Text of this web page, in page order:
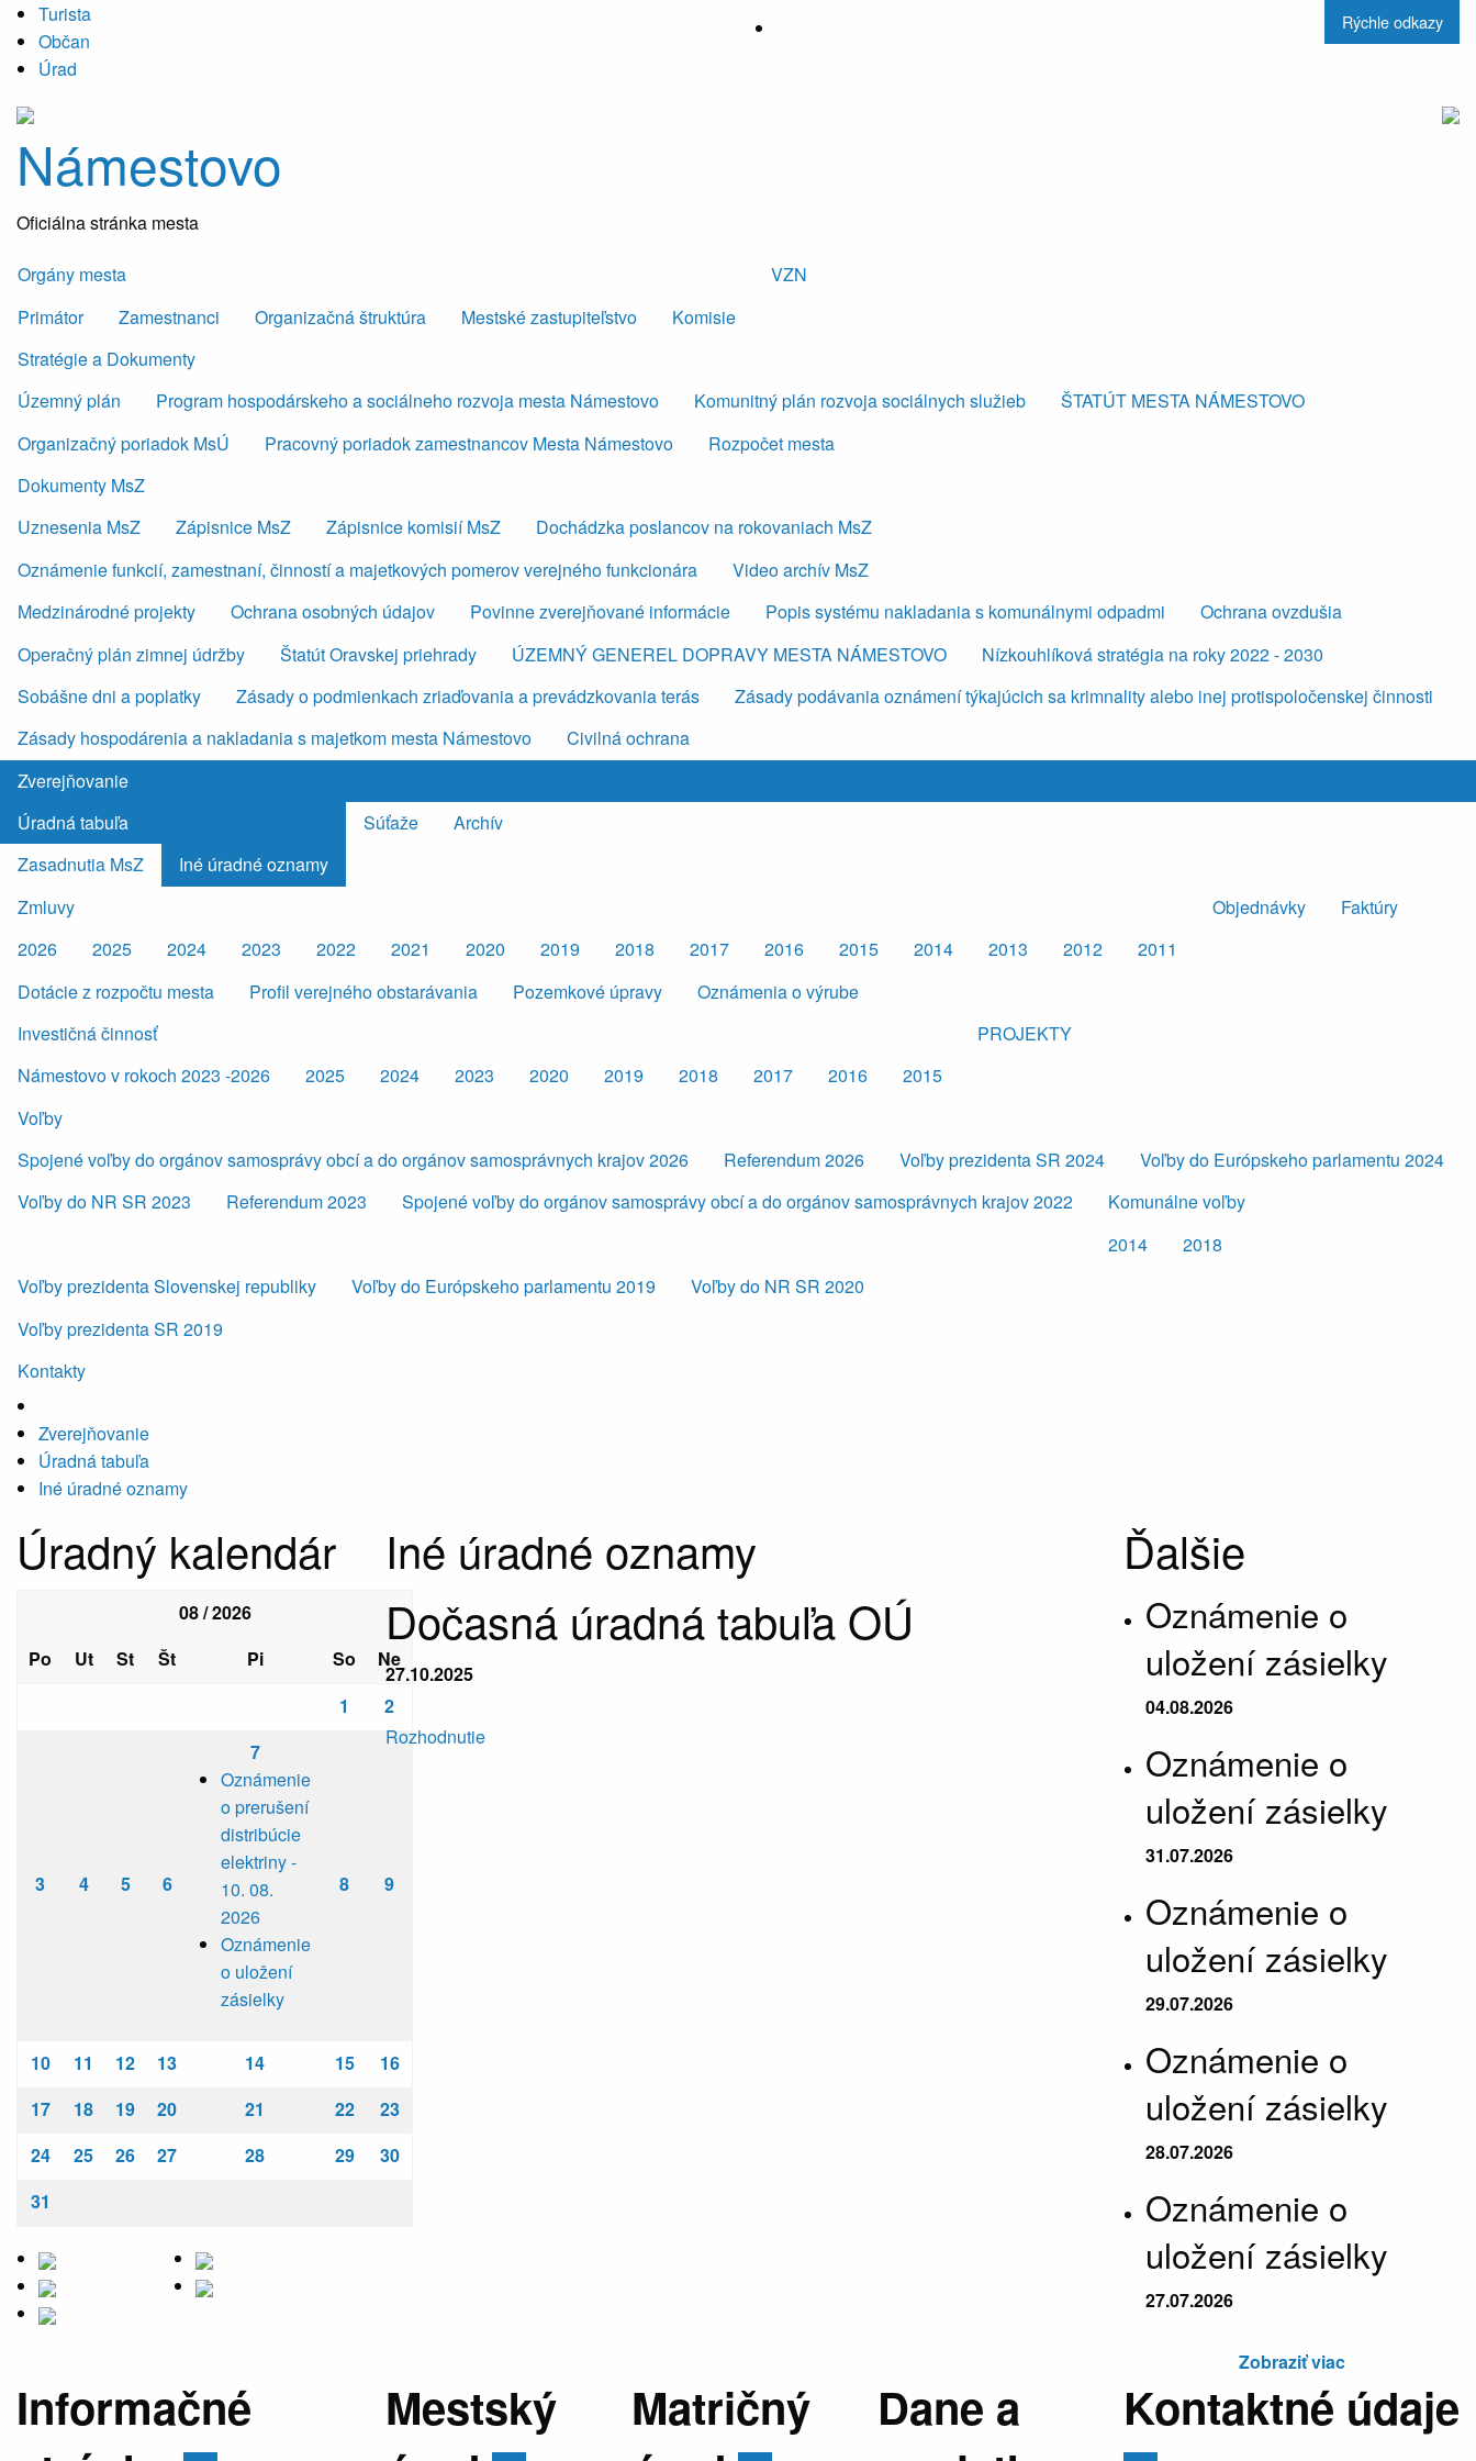
Turista
Občan
Úrad
Rýchle odkazy
Námestovo
Oficiálna stránka mesta
Orgány mesta
Primátor
Zamestnanci Organizačná štruktúra Mestské zastupiteľstvo Komisie
VZN
Stratégie a Dokumenty
Územný plán
Program hospodárskeho a sociálneho rozvoja mesta Námestovo Komunitný plán rozvoja sociálnych služieb
ŠTATÚT MESTA NÁMESTOVO
Organizačný poriadok MsÚ
Pracovný poriadok zamestnancov Mesta Námestovo
Rozpočet mesta
Dokumenty MsZ
Uznesenia MsZ
Zápisnice MsZ Zápisnice komisií MsZ
Dochádzka poslancov na rokovaniach MsZ
Oznámenie funkcií, zamestnaní, činností a majetkových pomerov verejného funkcionára
Video archív MsZ
Medzinárodné projekty
Ochrana osobných údajov Povinne zverejňované informácie Popis systému nakladania s komunálnymi odpadmi
Ochrana ovzdušia
Operačný plán zimnej údržby
Štatút Oravskej priehrady ÚZEMNÝ GENEREL DOPRAVY MESTA NÁMESTOVO
Nízkouhlíková stratégia na roky 2022 - 2030
Sobášne dni a poplatky
Zásady o podmienkach zriaďovania a prevádzkovania terás
Zásady podávania oznámení týkajúcich sa krimnality alebo inej protispoločenskej činnosti
Zásady hospodárenia a nakladania s majetkom mesta Námestovo
Civilná ochrana
Zverejňovanie
Úradná tabuľa
Zasadnutia MsZ
Iné úradné oznamy
Súťaže Archív
Zmluvy
2026
2025 2024 2023 2022 2021 2020 2019 2018 2017 2016 2015 2014 2013 2012 2011
Objednávky Faktúry
Dotácie z rozpočtu mesta Profil verejného obstarávania Pozemkové úpravy
Oznámenia o výrube
Investičná činnosť
Námestovo v rokoch 2023 -2026
2025 2024 2023 2020 2019 2018 2017 2016 2015
PROJEKTY
Voľby
Spojené voľby do orgánov samosprávy obcí a do orgánov samosprávnych krajov 2026
Referendum 2026 Voľby prezidenta SR 2024
Voľby do Európskeho parlamentu 2024
Voľby do NR SR 2023
Referendum 2023 Spojené voľby do orgánov samosprávy obcí a do orgánov samosprávnych krajov 2022
Komunálne voľby
2014
2018
Voľby prezidenta Slovenskej republiky
Voľby prezidenta SR 2019
Voľby do Európskeho parlamentu 2019 Voľby do NR SR 2020
Kontakty
Zverejňovanie
Úradná tabuľa
Iné úradné oznamy
Úradný kalendár
08 / 2026
Po
Ut St Št Pi So
Ne
1
2
3 4 5 6
7
Oznámenie
o prerušení
distribúcie
elektriny -
10. 08.
2026
Oznámenie
o uložení
zásielky
8 9
10 11 12 13 14 15
16
17
18 19 20 21 22
23
24
25 26 27 28 29
30
31
Iné úradné oznamy
Dočasná úradná tabuľa OÚ
27.10.2025
Rozhodnutie
Ďalšie
Oznámenie o
uložení zásielky
04.08.2026
Oznámenie o
uložení zásielky
31.07.2026
Oznámenie o
uložení zásielky
29.07.2026
Oznámenie o
uložení zásielky
28.07.2026
Oznámenie o
uložení zásielky
27.07.2026
Zobraziť viac
Informačné
Mestský
Matričný
Dane a
Kontaktné údaje